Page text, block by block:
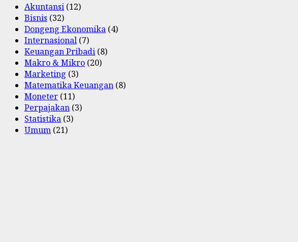
Akuntansi (12)
Bisnis (32)
Dongeng Ekonomika (4)
Internasional (7)
Keuangan Pribadi (8)
Makro & Mikro (20)
Marketing (3)
Matematika Keuangan (8)
Moneter (11)
Perpajakan (3)
Statistika (3)
Umum (21)